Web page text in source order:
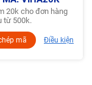
20k cho đơn hàng
từ 500k.
mã Điều kiện